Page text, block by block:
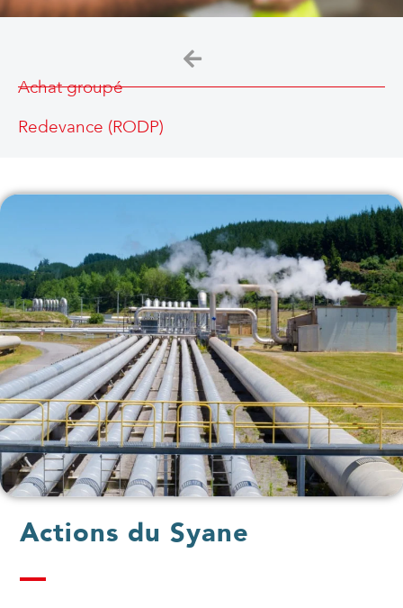
Achat groupé
Redevance (RODP)
Actions du Syane